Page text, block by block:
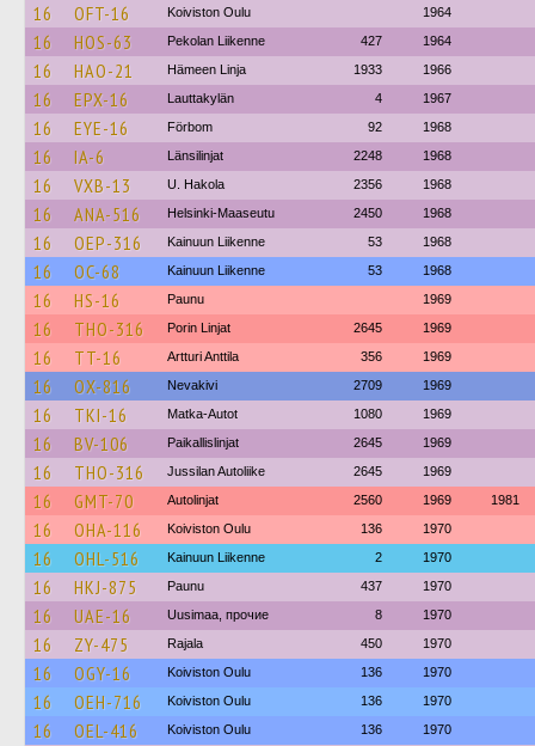
16 OFT-16 Koiviston Oulu 1964
16 HOS-63 Pekolan Liikenne 427 1964
16 HAO-21 Hämeen Linja 1933 1966
16 EPX-16 Lauttakylän 4 1967
16 EYE-16 Förbom 92 1968
16 IA-6 Länsilinjat 2248 1968
16 VXB-13 U. Hakola 2356 1968
16 ANA-516 Helsinki-Maaseutu 2450 1968
16 OEP-316 Kainuun Liikenne 53 1968
16 OC-68 Kainuun Liikenne 53 1968
16 HS-16 Paunu 1969
16 THO-316 Porin Linjat 2645 1969
16 TT-16 Artturi Anttila 356 1969
16 OX-816 Nevakivi 2709 1969
16 TKI-16 Matka-Autot 1080 1969
16 BV-106 Paikallislinjat 2645 1969
16 THO-316 Jussilan Autoliike 2645 1969
16 GMT-70 Autolinjat 2560 1969 1981
16 OHA-116 Koiviston Oulu 136 1970
16 OHL-516 Kainuun Liikenne 2 1970
16 HKJ-875 Paunu 437 1970
16 UAE-16 Uusimaa, прочие 8 1970
16 ZY-475 Rajala 450 1970
16 OGY-16 Koiviston Oulu 136 1970
16 OEH-716 Koiviston Oulu 136 1970
16 OEL-416 Koiviston Oulu 136 1970